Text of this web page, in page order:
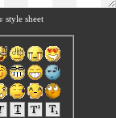
sheet